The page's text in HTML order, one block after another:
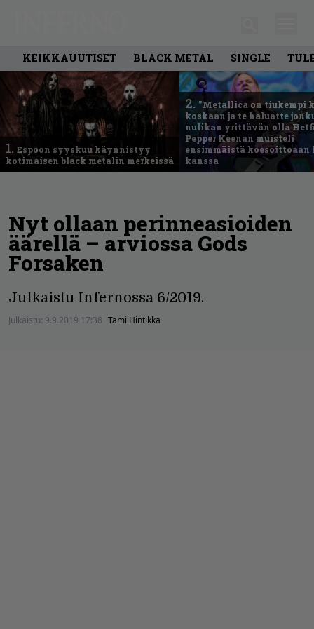
KEIKKAUUTISET BLACK METAL SINGLE
1. Espoon syyskuu käynnistyy
kotimaisen black metalin merkeissä
2. ”Metallica on tiukempi
koskaan ja te haluatte
nulikan yrittävän olla
Pepper Keenan muisteli
ensimmäistä
kanssa
Nyt ollaan perinneasioiden
äärellä – arviossa Gods
Forsaken
Julkaistu Infernossa 6/2019.
Julkaistu: 9.9.2019 17:38 Tami Hintikka